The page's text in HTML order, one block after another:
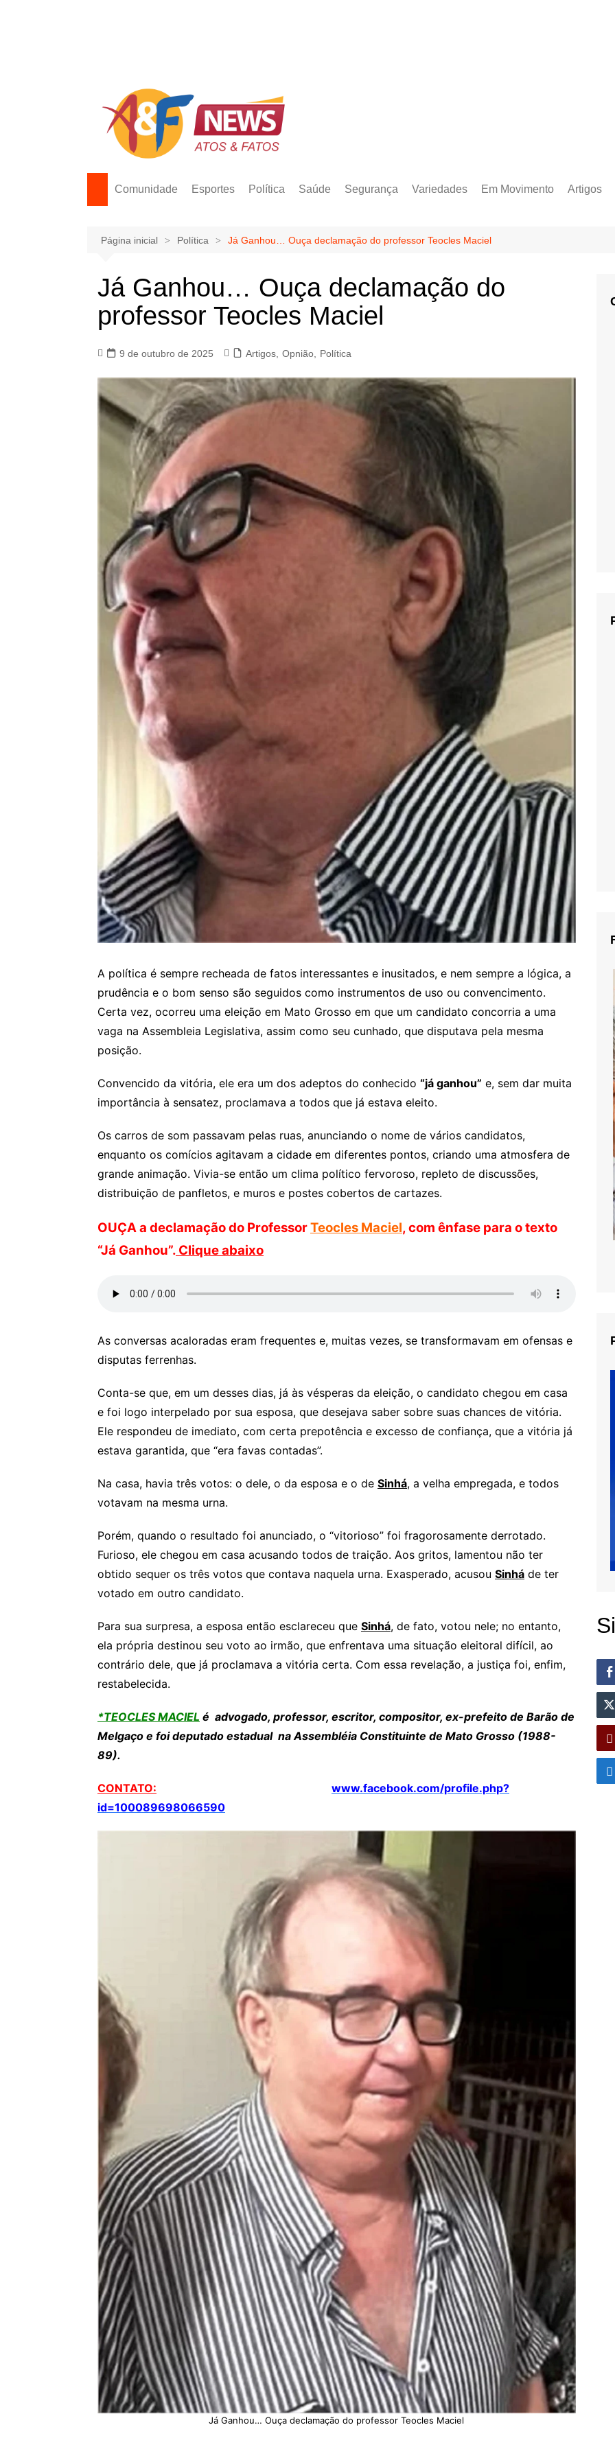
Comunidade Esportes Política Saúde Segurança Variedades Em Movimento Artigos
Página inicial Política Já Ganhou… Ouça declamação do professor Teocles Maciel
Já Ganhou… Ouça declamação do
professor Teocles Maciel
9 de outubro de 2025 Artigos Opnião Política
A política é sempre recheada de fatos interessantes e inusitados, e nem sempre a lógica, a
prudência e o bom senso são seguidos como instrumentos de uso ou convencimento.
Certa vez, ocorreu uma eleição em Mato Grosso em que um candidato concorria a uma
vaga na Assembleia Legislativa, assim como seu cunhado, que disputava pela mesma
posição.
Convencido da vitória, ele era um dos adeptos do conhecido “já ganhou” e, sem dar muita
importância à sensatez, proclamava a todos que já estava eleito.
Os carros de som passavam pelas ruas, anunciando o nome de vários candidatos,
enquanto os comícios agitavam a cidade em diferentes pontos, criando uma atmosfera de
grande animação. Vivia-se então um clima político fervoroso, repleto de discussões,
distribuição de panfletos, e muros e postes cobertos de cartazes.
OUÇA a declamação do ProfessorTeocles Maciel, com ênfase para o texto
“Já Ganhou”. Clique abaixo
As conversas acaloradas eram frequentes e, muitas vezes, se transformavam em ofensas e
disputas ferrenhas.
Conta-se que, em um desses dias, já às vésperas da eleição, o candidato chegou em casa
e foi logo interpelado por sua esposa, que desejava saber sobre suas chances de vitória.
Ele respondeu de imediato, com certa prepotência e excesso de confiança, que a vitória já
estava garantida, que “era favas contadas”.
Na casa, havia três votos: o dele, o da esposa e o de Sinhá, a velha empregada, e todos
votavam na mesma urna.
Porém, quando o resultado foi anunciado, o “vitorioso” foi fragorosamente derrotado.
Furioso, ele chegou em casa acusando todos de traição. Aos gritos, lamentou não ter
obtido sequer os três votos que contava naquela urna. Exasperado, acusou Sinhá de ter
votado em outro candidato.
Para sua surpresa, a esposa então esclareceu que Sinhá, de fato, votou nele; no entanto,
ela própria destinou seu voto ao irmão, que enfrentava uma situação eleitoral difícil, ao
contrário dele, que já proclamava a vitória certa. Com essa revelação, a justiça foi, enfim,
restabelecida.
*TEOCLES MACIEL é advogado, professor, escritor, compositor, ex-prefeito de Barão de
Melgaço e foi deputado estadual na Assembléia Constituinte de Mato Grosso (1988-
89).
CONTATO:
www.facebook.com/profile.php?
id=100089698066590
Já Ganhou… Ouça declamação do professor Teocles Maciel